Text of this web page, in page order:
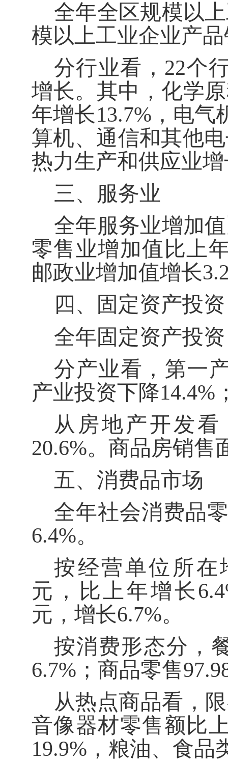
全年全区规模以
模以上工业企业产
分行业看， 22个
增长。其中，化学
年增长13.7% ，电
算机、通信和其他
热力生产和供应业
三、服务业
全年服务业增加
零售业增加值比上
邮政业增加值增长
四、固定资产投资
全年固定资产投
分产业看，第一
产业投资下降14.4%
从房地产开发
20.6%。商品房销售
五、消费品市场
全年社会消费品
6.4%。
按经营单位所
元，比上年增长
元，增长6.7%。
按消费形态分，
6.7% ；商品零售
从热点商品看，
音像器材零售额比
19.9% ，粮油、食品